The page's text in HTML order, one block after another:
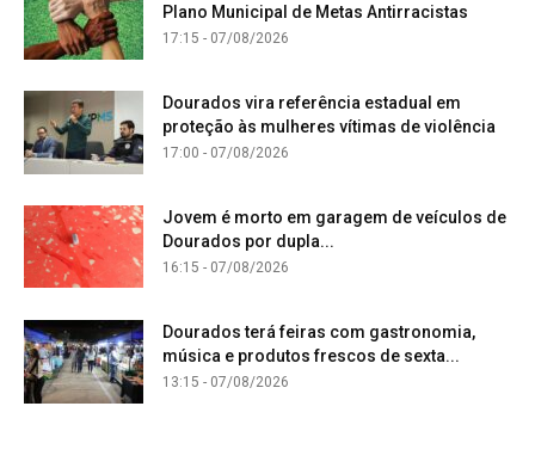
Plano Municipal de Metas Antirracistas
17:15 - 07/08/2026
Dourados vira referência estadual em
proteção às mulheres vítimas de violência
17:00 - 07/08/2026
Jovem é morto em garagem de veículos de
Dourados por dupla...
16:15 - 07/08/2026
Dourados terá feiras com gastronomia,
música e produtos frescos de sexta...
13:15 - 07/08/2026